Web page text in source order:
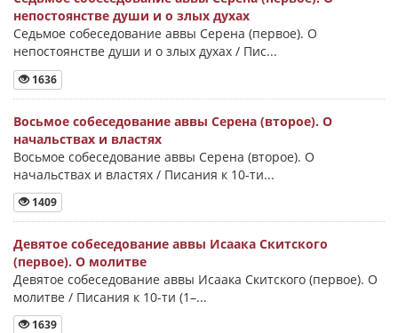
непостоянстве души и о злых духах
Седьмое собеседование аввы Серена (первое). О
непостоянстве души и о злых духах / Пис...
1636
Восьмое собеседование аввы Серена (второе). О
начальствах и властях
Восьмое собеседование аввы Серена (второе). О
начальствах и властях / Писания к 10-ти...
1409
Девятое собеседование аввы Исаака Скитского
(первое). О молитве
Девятое собеседование аввы Исаака Скитского (первое). О
молитве / Писания к 10-ти (1–...
1639